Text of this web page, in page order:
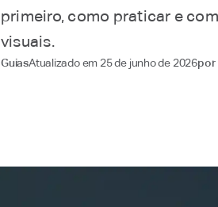
primeiro, como praticar e
visuais.
GuiasAtualizado em 25 de junho de 2026por